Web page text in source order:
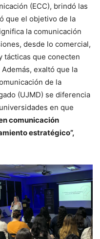
(ECC), brindó las
que el objetivo de la
la comunicación
desde lo comercial,
tácticas que conecten
Además, exaltó que la
de la
(UJMD) se diferencia
en que
comunicación
estratégico”,